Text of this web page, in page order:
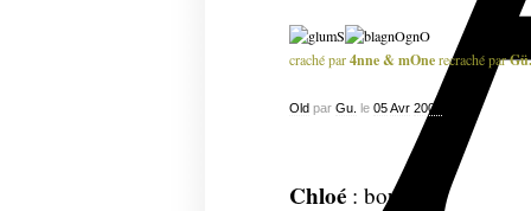
craché par4nne & mOnerecraché parGü.
Oldpar Gu. le 05 Avr 2004
Chloé: bouhou.